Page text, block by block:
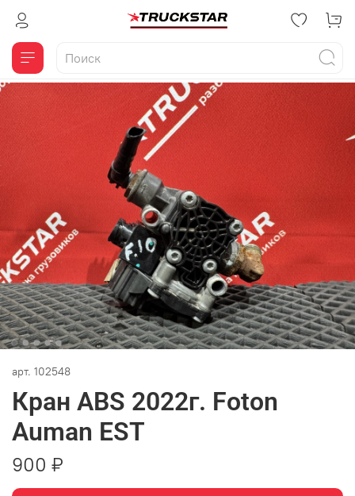
арт. 102548
Кран ABS 2022г. Foton
Auman EST
900 ₽